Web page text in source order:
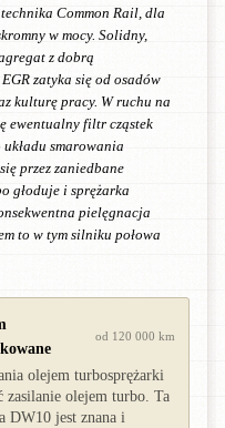
Common Rail, dla
w mocy. Solidny,
z dobrą
zatyka się od osadów
kulturę pracy. W ruchu na
ewentualny filtr cząstek
smarowania
przez zaniedbane
głoduje i sprężarka
pielęgnacja
to w tym silniku połowa
od 120 000 km
olejem turbosprężarki
zasilanie olejem turbo. Ta
DW10 jest znana i